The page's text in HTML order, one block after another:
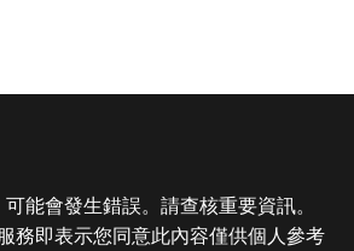
能會發生錯誤。請查核重要資訊。
務即表示您同意此內容僅供個人參考